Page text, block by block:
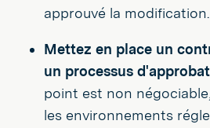
approuvé la modification.
Mettez en place un
un processus
point est non
les environnements